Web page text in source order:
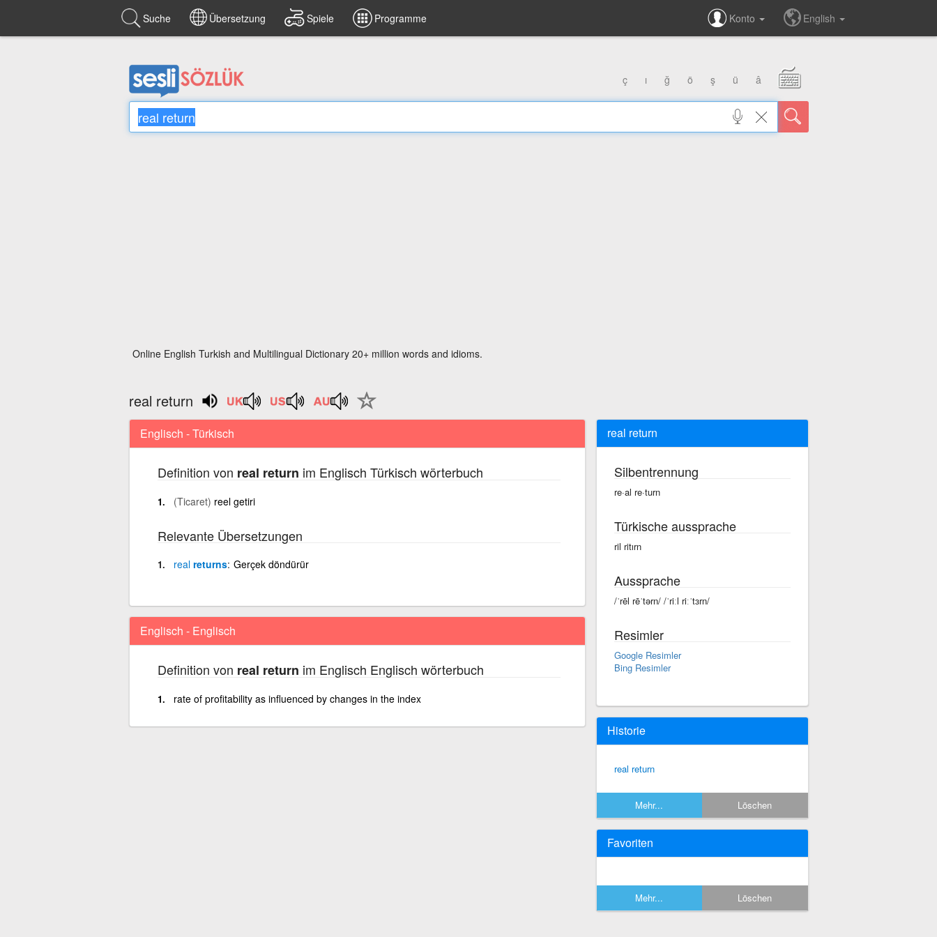
Suche Übersetzung Spiele Programme Konto English
ç ı ğ ö ş ü â
Online English Turkish and Multilingual Dictionary 20+ million words and idioms.
real return
Englisch - Türkisch
Definition von real return im Englisch Türkisch wörterbuch
(Ticaret) reel getiri
Relevante Übersetzungen
realreturns Gerçek döndürür
Englisch - Englisch
Definition von real return im Englisch Englisch wörterbuch
rate of profitability as influenced by changes in the index
real return
Silbentrennung
re·al re·turn
Türkische aussprache
ril ritırn
Aussprache
/ˈrēl rēˈtərn/ /ˈriːl riːˈtɜrn/
Resimler
Google Resimler
Bing Resimler
Historie
real return
Mehr... Löschen
Favoriten
Mehr... Löschen